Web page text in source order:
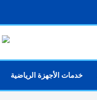
خدمات الأجهزة الرياضية